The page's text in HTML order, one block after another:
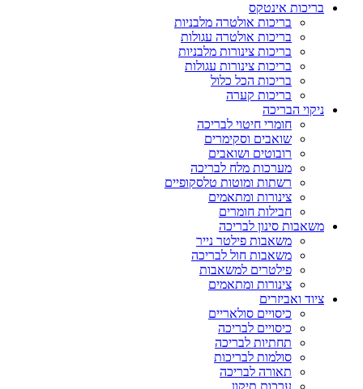
בריכות אינטקס
בריכות אולטרה מלבניות
בריכות אולטרה עגולות
בריכות צינורות מלבניות
בריכות צינורות עגולות
בריכות הכל כלול
בריכות קערה
ניקוי הבריכה
חומרי חיטוי לבריכה
שואבים וסקימרים
רובוטים ושואבים
מערכות מלח לבריכה
רשתות ומוטות טלסקופיים
צינורות ומתאמים
חבילות חומרים
משאבות סינון לבריכה
משאבות פילטר נייר
משאבות חול לבריכה
פילטרים למשאבות
צינורות ומתאמים
ציוד ואביזרים
כיסויים סולאריים
כיסויים לבריכה
תחתיות לבריכה
סולמות לבריכות
תאורה לבריכה